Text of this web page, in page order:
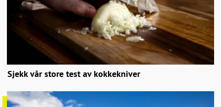
Sjekk vår store test av kokkekniver